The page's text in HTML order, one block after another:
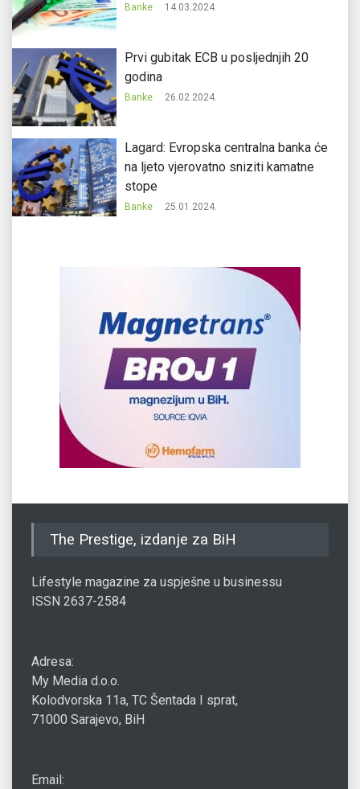
Banke 14.03.2024.
Prvi gubitak ECB u posljednjih 20
godina
Banke 26.02.2024.
Lagard: Evropska centralna banka će
na ljeto vjerovatno sniziti kamatne
stope
Banke 25.01.2024.
The Prestige, izdanje za BiH
Lifestyle magazine za uspješne u businessu
ISSN 2637-2584
Adresa:
My Media d.o.o.
Kolodvorska 11a, TC Šentada I sprat,
71000 Sarajevo, BiH
Email: